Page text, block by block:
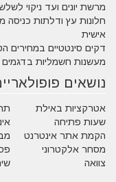
מרשת יונים ועד ניקוי
חלונות עץ ודלתות כניסה
אישית
דקים סינטטיים במחירים
מעשנות חשמליות
נושאים
אטרקציות באילת
שעות פתיחה
הקמת אתר אינטרנט
מסחר אלקטרוני
צוואה